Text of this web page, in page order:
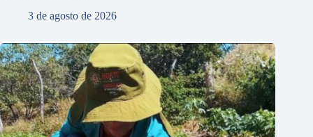
3 de agosto de 2026